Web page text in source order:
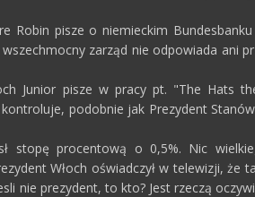
Robin pisze o niemieckim
zarząd nie odpowiada ani
Junior pisze w pracy pt. "The Hats
podobnie jak Prezydent
stopę procentową o 0,5%. Nic
Włoch oświadczył w telewizji, że
nie prezydent, to kto? Jest rzeczą